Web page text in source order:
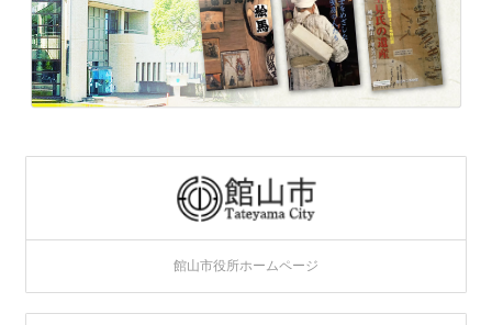
館山市役所ホームページ